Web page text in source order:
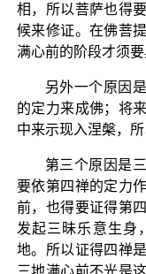
相，所以菩萨也得
候来修证。在佛菩
满心前的阶段才须
另外一个原因
的定力来成佛；将
中来示现入涅槃，
第三个原因是
要依第四禅的定力
前，也得要证得第
发起三昧乐意生身
地。所以证得四禅
三地满心前不光是